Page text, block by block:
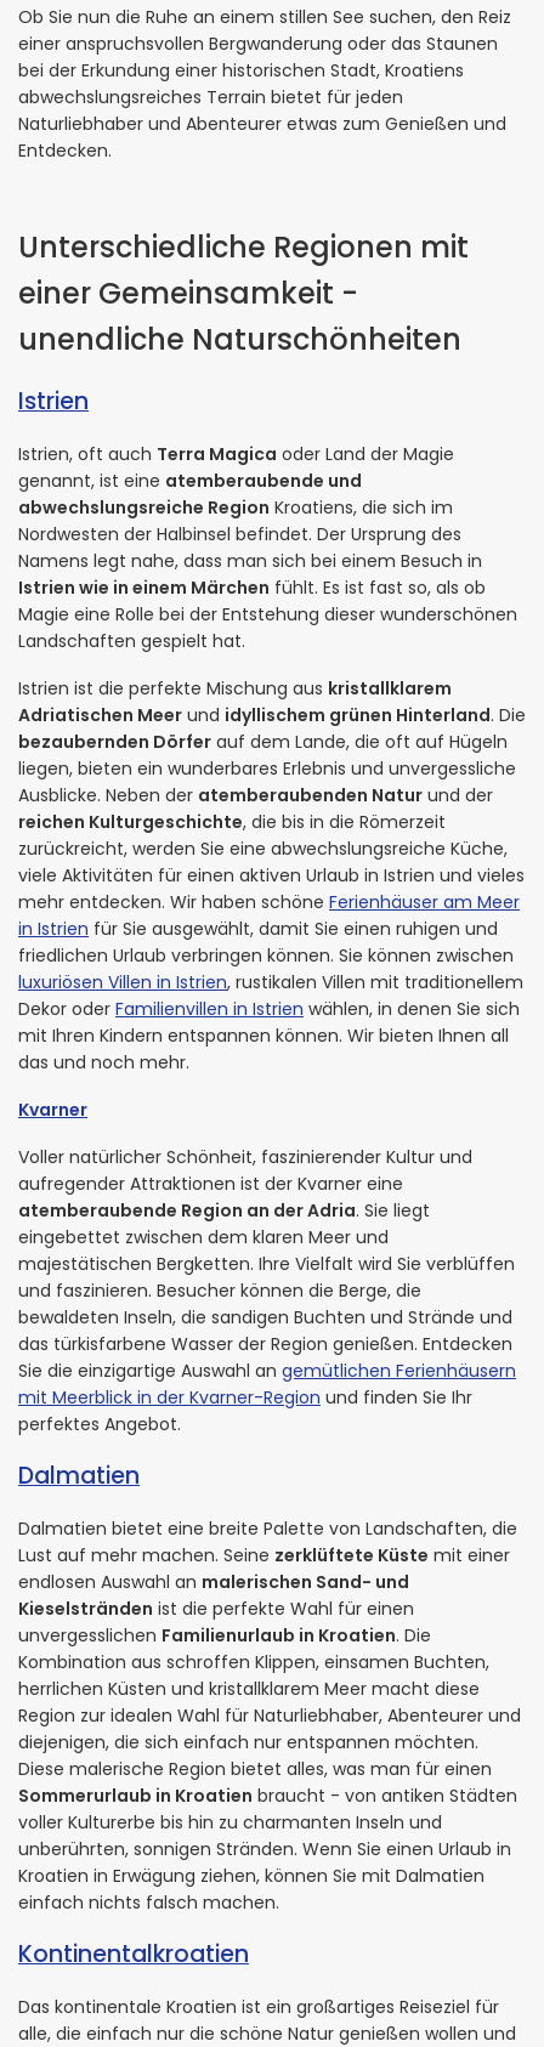
Ob Sie nun die Ruhe an einem stillen See suchen, den Reiz
einer anspruchsvollen Bergwanderung oder das Staunen
bei der Erkundung einer historischen Stadt, Kroatiens
abwechslungsreiches Terrain bietet für jeden
Naturliebhaber und Abenteurer etwas zum Genießen und
Entdecken.
Unterschiedliche Regionen mit
einer Gemeinsamkeit -
unendliche Naturschönheiten
Istrien
Istrien, oft auch Terra Magica oder Land der Magie
genannt, ist eine atemberaubende und
abwechslungsreiche Region Kroatiens, die sich im
Nordwesten der Halbinsel befindet. Der Ursprung des
Namens legt nahe, dass man sich bei einem Besuch in
Istrien wie in einem Märchen fühlt. Es ist fast so, als ob
Magie eine Rolle bei der Entstehung dieser wunderschönen
Landschaften gespielt hat.
Istrien ist die perfekte Mischung aus kristallklarem
Adriatischen Meer und idyllischem grünen Hinterland. Die
bezaubernden Dörfer auf dem Lande, die oft auf Hügeln
liegen, bieten ein wunderbares Erlebnis und unvergessliche
Ausblicke. Neben der atemberaubenden Natur und der
reichen Kulturgeschichte, die bis in die Römerzeit
zurückreicht, werden Sie eine abwechslungsreiche Küche,
viele Aktivitäten für einen aktiven Urlaub in Istrien und vieles
mehr entdecken. Wir haben schöne Ferienhäuser am Meer
in Istrien für Sie ausgewählt, damit Sie einen ruhigen und
friedlichen Urlaub verbringen können. Sie können zwischen
luxuriösen Villen in Istrien, rustikalen Villen mit traditionellem
Dekor oder Familienvillen in Istrien wählen, in denen Sie sich
mit Ihren Kindern entspannen können. Wir bieten Ihnen all
das und noch mehr.
Kvarner
Voller natürlicher Schönheit, faszinierender Kultur und
aufregender Attraktionen ist der Kvarner eine
atemberaubende Region an der Adria. Sie liegt
eingebettet zwischen dem klaren Meer und
majestätischen Bergketten. Ihre Vielfalt wird Sie verblüffen
und faszinieren. Besucher können die Berge, die
bewaldeten Inseln, die sandigen Buchten und Strände und
das türkisfarbene Wasser der Region genießen. Entdecken
Sie die einzigartige Auswahl an gemütlichen Ferienhäusern
mit Meerblick in der Kvarner-Region und finden Sie Ihr
perfektes Angebot.
Dalmatien
Dalmatien bietet eine breite Palette von Landschaften, die
Lust auf mehr machen. Seine zerklüftete Küste mit einer
endlosen Auswahl an malerischen Sand- und
Kieselstränden ist die perfekte Wahl für einen
unvergesslichen Familienurlaub in Kroatien. Die
Kombination aus schroffen Klippen, einsamen Buchten,
herrlichen Küsten und kristallklarem Meer macht diese
Region zur idealen Wahl für Naturliebhaber, Abenteurer und
diejenigen, die sich einfach nur entspannen möchten.
Diese malerische Region bietet alles, was man für einen
Sommerurlaub in Kroatien braucht - von antiken Städten
voller Kulturerbe bis hin zu charmanten Inseln und
unberührten, sonnigen Stränden. Wenn Sie einen Urlaub in
Kroatien in Erwägung ziehen, können Sie mit Dalmatien
einfach nichts falsch machen.
Kontinentalkroatien
Das kontinentale Kroatien ist ein großartiges Reiseziel für
alle, die einfach nur die schöne Natur genießen wollen und